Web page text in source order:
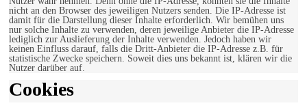
nicht an den Browser des jeweiligen Nutzers senden. Die IP-Adresse ist
damit für die Darstellung dieser Inhalte erforderlich. Wir bemühen uns
nur solche Inhalte zu verwenden, deren jeweilige Anbieter die IP-Adresse
lediglich zur Auslieferung der Inhalte verwenden. Jedoch haben wir
keinen Einfluss darauf, falls die Dritt-Anbieter die IP-Adresse z.B. für
statistische Zwecke speichern. Soweit dies uns bekannt ist, klären wir die
Nutzer darüber auf.
Cookies